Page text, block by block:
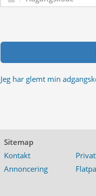
Jeg har glemt min
Sitemap
Kontakt
Annoncering